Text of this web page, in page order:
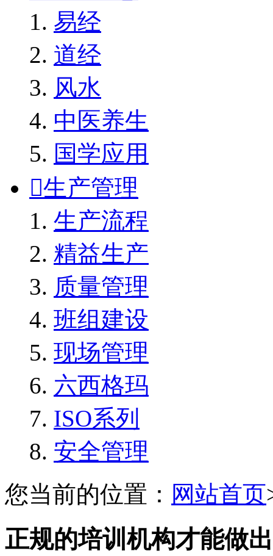
易经
道经
风水
中医养生
国学应用
生产管理
生产流程
精益生产
质量管理
班组建设
现场管理
六西格玛
ISO系列
安全管理
您当前的位置： 网站首页
正规的培训机构才能做